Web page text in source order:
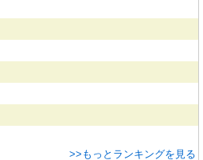
>>もっとランキングを見る